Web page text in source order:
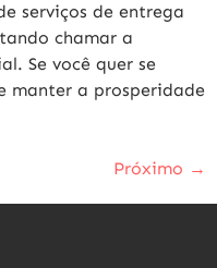
serviços de entrega
chamar a
Se você quer se
manter a prosperidade
Próximo →